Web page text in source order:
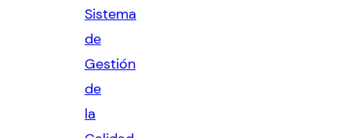
Sistema
de
Gestión
de
la